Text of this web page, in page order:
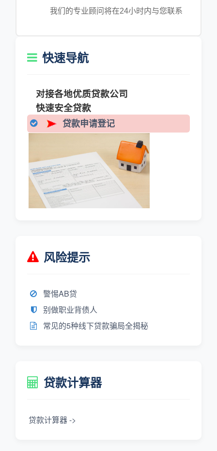
我们的专业顾问将在24小时内与您联系
快速导航
对接各地优质贷款公司
快速安全贷款
贷款申请登记
风险提示
警惕AB贷
别做职业背债人
常见的5种线下贷款骗局全揭秘
贷款计算器
贷款计算器 ->